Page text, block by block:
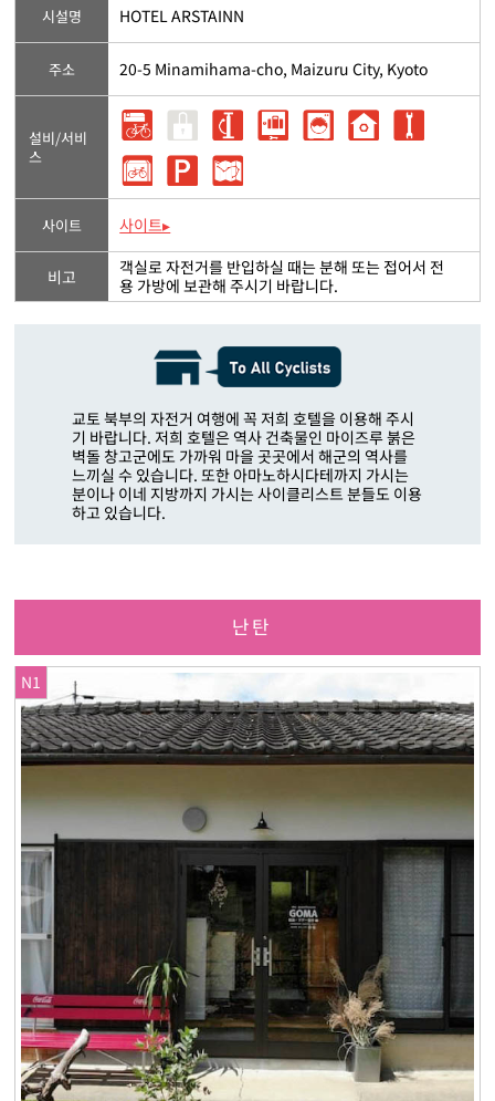
시설명 HOTEL ARSTAINN
주소 20-5 Minamihama-cho, Maizuru City, Kyoto
설비/서비
스
사이트 사이트▸
비고
객실로 자전거를 반입하실 때는 분해 또는 접어서 전
용 가방에 보관해 주시기 바랍니다.
교토 북부의 자전거 여행에 꼭 저희 호텔을 이용해 주시
기 바랍니다. 저희 호텔은 역사 건축물인 마이즈루 붉은
벽돌 창고군에도 가까워 마을 곳곳에서 해군의 역사를
느끼실 수 있습니다. 또한 아마노하시다테까지 가시는
분이나 이네 지방까지 가시는 사이클리스트 분들도 이용
하고 있습니다.
난탄
N1